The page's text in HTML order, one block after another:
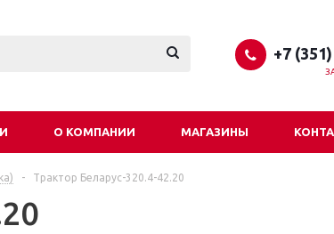
+7
О КОМПАНИИ МАГАЗИНЫ
- Трактор Беларус-320.4-42.20